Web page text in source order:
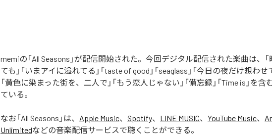
memiの「All Seasons」が配信開始された。今回デジタル配信された楽曲は、
ても」「いまアイに溢れてる」「taste of good」「seaglass」「今日の夜だけ想わせ
「黄色に染まった街を、二人で」「もう恋人じゃない」「備忘録」「Time is」を
ている。
なお「All Seasons 」は、 Apple Music、 Spotify、 LINE MUSIC、 YouTube Music、
Unlimitedなどの音楽配信サービスで聴くことができる。